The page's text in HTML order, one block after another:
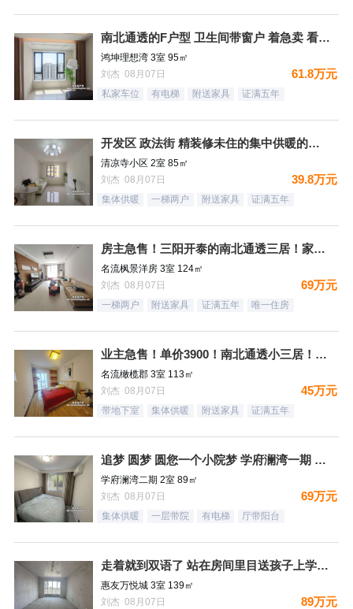
南北通透的F户型 卫生间带窗户 着急卖 看房随时
鸿坤理想湾 3室 95㎡
刘杰 08月07日
61.8万元
私家车位 有电梯 附送家具 证满五年
开发区 政法街 精装修未住的集中供暖的两居室
清凉寺小区 2室 85㎡
刘杰 08月07日
39.8万元
集体供暖 一梯两户 附送家具 证满五年
房主急售！三阳开泰的南北通透三居！家具家电全送
名流枫景洋房 3室 124㎡
刘杰 08月07日
69万元
一梯两户 附送家具 证满五年 唯一住房
业主急售！单价3900！南北通透小三居！月供1500，结束租
名流橄榄郡 3室 113㎡
刘杰 08月07日
45万元
带地下室 集体供暖 附送家具 证满五年
追梦 圆梦 圆您一个小院梦 学府澜湾一期 一层带小院
学府澜湾二期 2室 89㎡
刘杰 08月07日
69万元
集体供暖 一层带院 有电梯 厅带阳台
走着就到双语了 站在房间里目送孩子上学是一件多么幸福的事情
惠友万悦城 3室 139㎡
刘杰 08月07日
89万元